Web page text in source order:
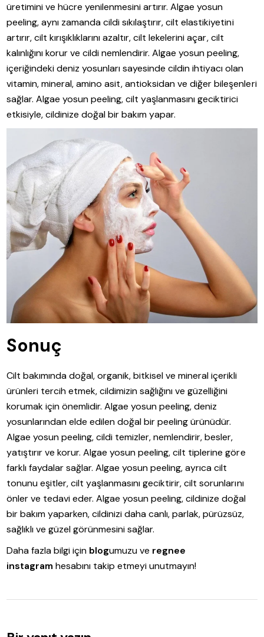
üretimini ve hücre yenilenmesini artırır. Algae yosun
peeling, aynı zamanda cildi sıkılaştırır, cilt elastikiyetini
artırır, cilt kırışıklıklarını azaltır, cilt lekelerini açar, cilt
kalınlığını korur ve cildi nemlendirir. Algae yosun peeling,
içeriğindeki deniz yosunları sayesinde cildin ihtiyacı olan
vitamin, mineral, amino asit, antioksidan ve diğer bileşenleri
sağlar. Algae yosun peeling, cilt yaşlanmasını geciktirici
etkisiyle, cildinize doğal bir bakım yapar.
Sonuç
Cilt bakımında doğal, organik, bitkisel ve mineral içerikli
ürünleri tercih etmek, cildimizin sağlığını ve güzelliğini
korumak için önemlidir. Algae yosun peeling, deniz
yosunlarından elde edilen doğal bir peeling ürünüdür.
Algae yosun peeling, cildi temizler, nemlendirir, besler,
yatıştırır ve korur. Algae yosun peeling, cilt tiplerine göre
farklı faydalar sağlar. Algae yosun peeling, ayrıca cilt
tonunu eşitler, cilt yaşlanmasını geciktirir, cilt sorunlarını
önler ve tedavi eder. Algae yosun peeling, cildinize doğal
bir bakım yaparken, cildinizi daha canlı, parlak, pürüzsüz,
sağlıklı ve güzel görünmesini sağlar.
Daha fazla bilgi için blogumuzu ve regnee
instagram hesabını takip etmeyi unutmayın!